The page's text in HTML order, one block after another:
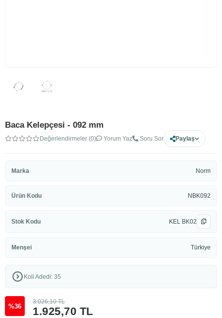
Baca Kelepçesi - 092 mm
Değerlendirmeler (0) Yorum Yaz Soru Sor Paylaş
Marka Norm
Ürün Kodu NBK092
Stok Kodu KEL BK02
Menşei Türkiye
Koli Adedi: 35
%36 1.925,70 TL
3.026,10 TL